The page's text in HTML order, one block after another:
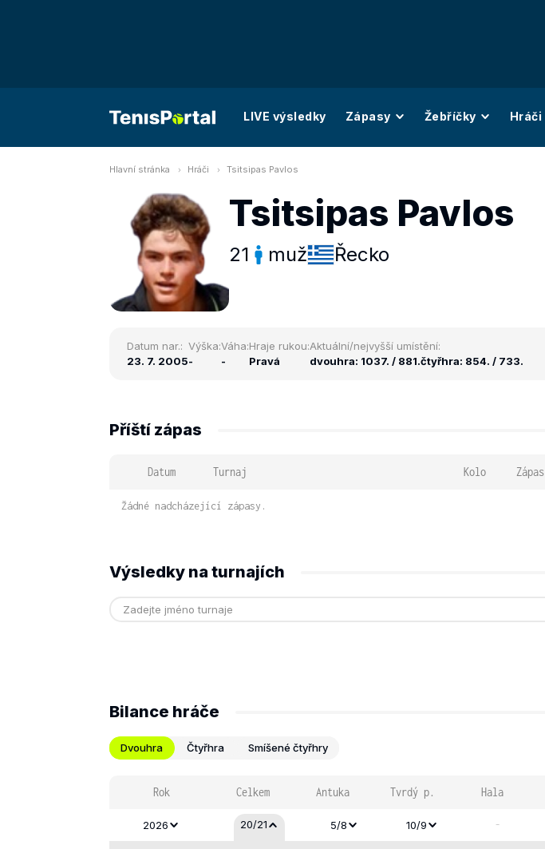
LIVE výsledky Zápasy Žebříčky Hráči
Hlavní stránka Hráči Tsitsipas Pavlos
Tsitsipas Pavlos
21 muž Řecko
Datum nar.:
23. 7. 2005
Výška:
-
Váha:
-
Hraje rukou:
Pravá
Aktuální/nejvyšší umístění:
dvouhra: 1037. / 881.čtyřhra: 854. / 733.
Příští zápas
Datum Turnaj Kolo Zápas
Žádné nadcházející zápasy.
Výsledky na turnajích
Bilance hráče
Dvouhra Čtyřhra Smíšené čtyřhry
Rok Celkem Antuka Tvrdý p. Hala
2026 20/21 5/8 10/9 -